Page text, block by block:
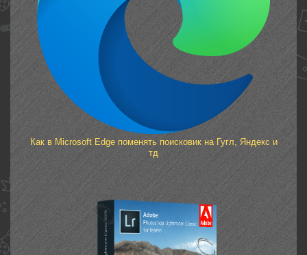
Как в Microsoft Edge поменять поисковик на Гугл, Яндекс и
тд